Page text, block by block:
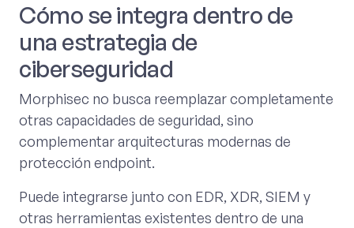
Cómo se integra dentro de
una estrategia de
ciberseguridad
Morphisec no busca reemplazar completamente
otras capacidades de seguridad, sino
complementar arquitecturas modernas de
protección endpoint.
Puede integrarse junto con EDR, XDR, SIEM y
otras herramientas existentes dentro de una